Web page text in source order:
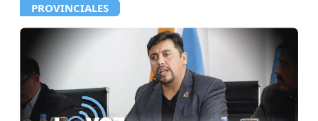
PROVINCIALES